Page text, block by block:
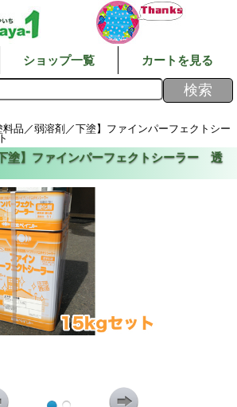
ショップ一覧 カートを見る
料品／弱溶剤／下塗】ファインパーフェクトシー